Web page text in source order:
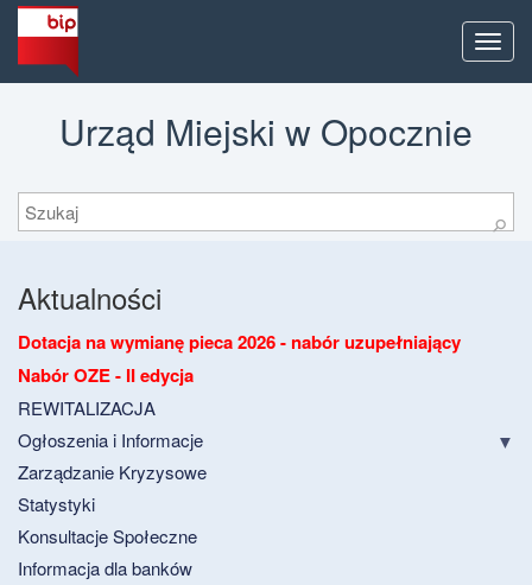
Menu
Urząd Miejski w Opocznie
Szukaj
⚲
Aktualności
Dotacja na wymianę pieca 2026 - nabór uzupełniający
Nabór OZE - II edycja
REWITALIZACJA
Ogłoszenia i Informacje
Zarządzanie Kryzysowe
Statystyki
Konsultacje Społeczne
Informacja dla banków